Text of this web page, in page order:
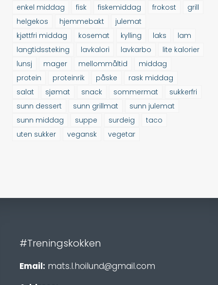
enkel middag
fisk fiskemiddag frokost
grill
helgekos
hjemmebakt
julemat
kjøttfri middag
kosemat kylling laks
lam
langtidssteking
lavkalori lavkarbo
lite kalorier
lunsj
mager mellommåltid
middag
protein
proteinrik påske
rask middag
salat
sjømat snack sommermat
sukkerfri
sunn dessert
sunn grillmat
sunn julemat
sunn middag
suppe surdeig
taco
uten sukker
vegansk vegetar
#Treningskokken
Email: mats.l.hoilund@gmail.com